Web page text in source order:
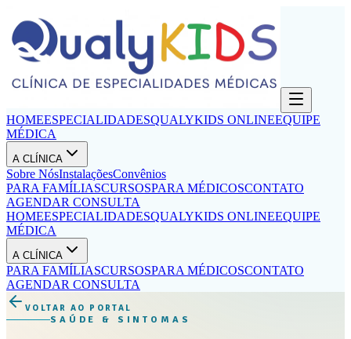
HOMEESPECIALIDADESQUALYKIDS ONLINEEQUIPE
MÉDICA
A CLÍNICA
Sobre NósInstalaçõesConvênios
PARA FAMÍLIASCURSOSPARA MÉDICOSCONTATO
AGENDAR CONSULTA
HOMEESPECIALIDADESQUALYKIDS ONLINEEQUIPE
MÉDICA
A CLÍNICA
PARA FAMÍLIASCURSOSPARA MÉDICOSCONTATO
AGENDAR CONSULTA
VOLTAR AO PORTAL
SAÚDE & SINTOMAS